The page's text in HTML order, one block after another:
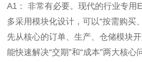
A1： 非常有必要。现代的行业专用
多采用模块化设计，可以“按需购买
先从核心的订单、生产、仓储模块
能快速解决“交期”和“成本”两大核心